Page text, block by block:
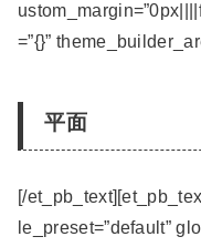
=”{}”
平面
[/
le_preset=”default”